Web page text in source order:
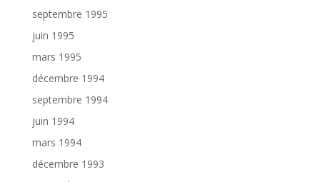
septembre 1995
juin 1995
mars 1995
décembre 1994
septembre 1994
juin 1994
mars 1994
décembre 1993